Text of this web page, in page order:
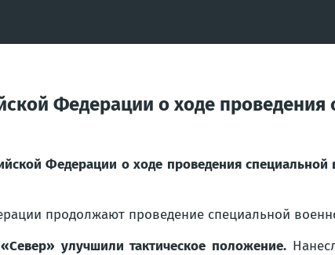
Федерации о ходе проведения
Федерации о ходе проведения
продолжают проведение специальной
улучшили тактическое положение.